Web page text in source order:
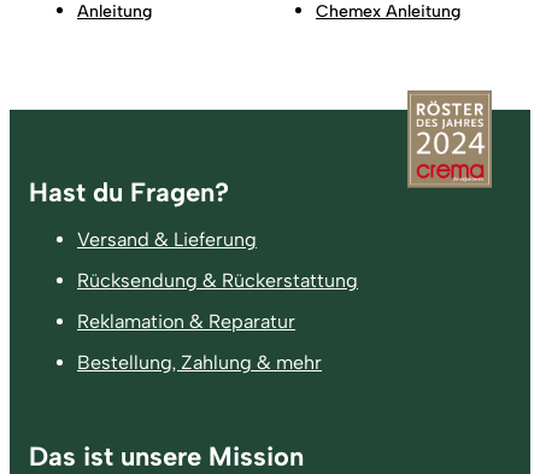
Anleitung
Chemex Anleitung
Fußzeile
Hast du Fragen?
Versand & Lieferung
Rücksendung & Rückerstattung
Reklamation & Reparatur
Bestellung, Zahlung & mehr
Das ist unsere Mission